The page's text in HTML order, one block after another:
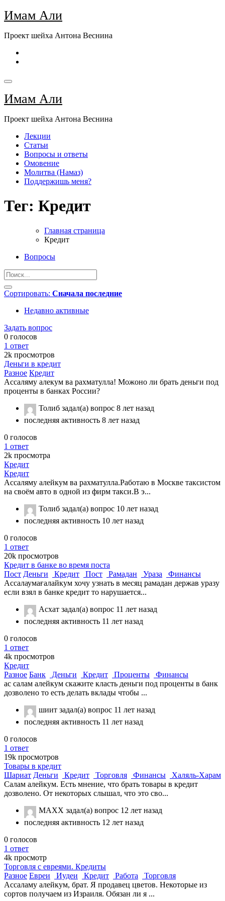
Перейти
к
Имам Али
Проект шейха Антона Веснина
Имам Али
Проект шейха Антона Веснина
Лекции
Статьи
Вопросы и ответы
Омовение
Молитва (Намаз)
Поддержишь меня?
Тег: Кредит
Главная страница
Кредит
Вопросы
Сортировать: Сначала последние
Недавно активные
Задать вопрос
0 голосов
1 ответ
2k просмотров
Деньги в кредит
Разное Кредит
Ассаляму алекум ва рахматулла! Можоно ли брать деньги под
проценты в банках России?
Толиб задал(а) вопрос 8 лет назад
последняя активность 8 лет назад
0 голосов
1 ответ
2k просмотра
Кредит
Кредит
Ассаляму алейкум ва рахматулла.Работаю в Москве таксистом
на своём авто в одной из фирм такси.В э...
Толиб задал(а) вопрос 10 лет назад
последняя активность 10 лет назад
0 голосов
1 ответ
20k просмотров
Кредит в банке во время поста
Пост Деньги Кредит Пост Рамадан Ураза
Финансы
Ассалаумағалайкум хочу узнать в месяц рамадан держав уразу
если взял в банке кредит то нарушается...
Асхат задал(а) вопрос 11 лет назад
последняя активность 11 лет назад
0 голосов
1 ответ
4k просмотров
Кредит
Разное Банк Деньги Кредит Проценты
Финансы
ас салам алейкум скажите класть деньги под проценты в банк
дозволено то есть делать вклады чтобы ...
шиит задал(а) вопрос 11 лет назад
последняя активность 11 лет назад
0 голосов
1 ответ
19k просмотров
Товары в кредит
Шариат Деньги Кредит Торговля Финансы
Халяль-Харам
Салам алейкум. Есть мнение, что брать товары в кредит
дозволено. От некоторых слышал, что это сво...
МАХХ задал(а) вопрос 12 лет назад
последняя активность 12 лет назад
0 голосов
1 ответ
4k просмотр
Торговля с евреями. Кредиты
Разное Евреи Иудеи Кредит Работа
Торговля
Ассаламу алейкум, брат. Я продавец цветов. Некоторые из
сортов получаем из Израиля. Обязан ли я ...